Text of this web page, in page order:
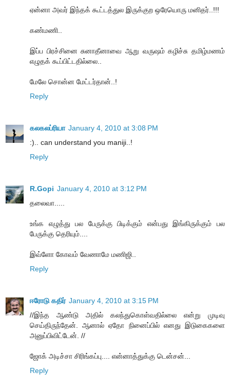
ஏன்னா அவர் இந்தக் கூட்டத்துல இருக்குற ஒரேயொரு மனிதர்..!!!
கண்மணி..
இப்ப பிரச்சினை சுனாதீனாவை ஆறு வருஷம் கழிச்சு தமிழ்மணம்
எழுதக் கூப்பிட்டதில்லை..
மேலே சொன்ன மேட்டர்தான்..!
Reply
கலகலப்ரியா January 4, 2010 at 3:08 PM
:).. can understand you maniji..!
Reply
R.Gopi January 4, 2010 at 3:12 PM
தலைவா.....
உங்க எழுத்து பல பேருக்கு பிடிக்கும் என்பது இங்கிருக்கும் பல
பேருக்கு தெரியும்....
இவ்ளோ கோவம் வேணாமே மணிஜி..
Reply
ஈரோடு கதிர் January 4, 2010 at 3:15 PM
//இந்த ஆண்டு அதில் கலந்துகொள்வதில்லை என்று முடிவு
செய்திருந்தேன். ஆனால் ஏதோ நினைப்பில் எனது இடுகைகளை
அனுப்பிவிட்டேன். //
ஜோக் அடிச்சா சிரிங்கப்பு.... என்னாத்துக்கு டென்சன்...
Reply